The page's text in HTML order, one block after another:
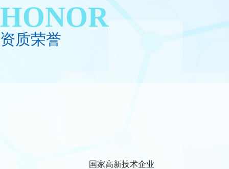
HONOR
资质荣誉
国家高新技术企业